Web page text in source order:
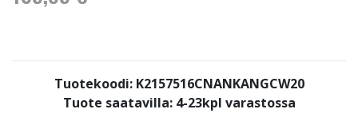
Tuotekoodi: K2157516CNANKANGCW20
Tuote saatavilla: 4-23kpl varastossa